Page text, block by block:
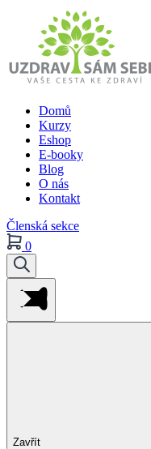
Domů
Kurzy
Eshop
E-booky
Blog
O nás
Kontakt
Členská sekce
0
Zavřít